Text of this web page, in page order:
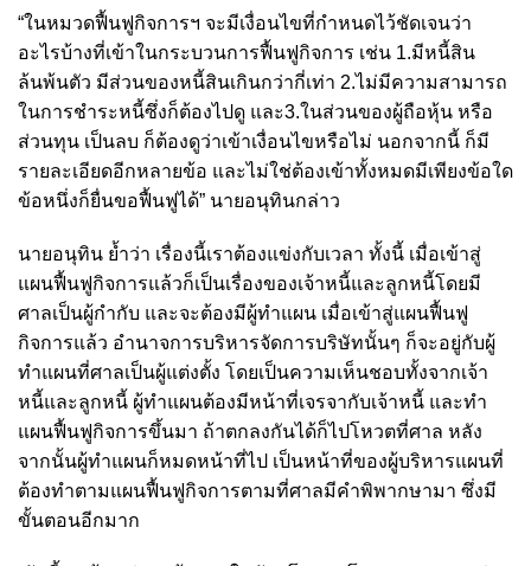
“ในหมวดฟื้นฟูกิจการฯ จะมีเงื่อนไขที่กำหนดไว้ชัดเจนว่า
อะไรบ้างที่เข้าในกระบวนการฟื้นฟูกิจการ เช่น 1.มีหนี้สิน
ล้นพ้นตัว มีส่วนของหนี้สินเกินกว่ากี่เท่า 2.ไม่มีความสามารถ
ในการชำระหนี้ซึ่งก็ต้องไปดู และ3.ในส่วนของผู้ถือหุ้น หรือ
ส่วนทุน เป็นลบ ก็ต้องดูว่าเข้าเงื่อนไขหรือไม่ นอกจากนี้ ก็มี
รายละเอียดอีกหลายข้อ และไม่ใช่ต้องเข้าทั้งหมดมีเพียงข้อใด
ข้อหนึ่งก็ยื่นขอฟื้นฟูได้” นายอนุทินกล่าว
นายอนุทิน ย้ำว่า เรื่องนี้เราต้องแข่งกับเวลา ทั้งนี้ เมื่อเข้าสู่
แผนฟื้นฟูกิจการแล้วก็เป็นเรื่องของเจ้าหนี้และลูกหนี้โดยมี
ศาลเป็นผู้กำกับ และจะต้องมีผู้ทำแผน เมื่อเข้าสู่แผนฟื้นฟู
กิจการแล้ว อำนาจการบริหารจัดการบริษัทนั้นๆ ก็จะอยู่กับผู้
ทำแผนที่ศาลเป็นผู้แต่งตั้ง โดยเป็นความเห็นชอบทั้งจากเจ้า
หนี้และลูกหนี้ ผู้ทำแผนต้องมีหน้าที่เจรจากับเจ้าหนี้ และทำ
แผนฟื้นฟูกิจการขึ้นมา ถ้าตกลงกันได้ก็ไปโหวตที่ศาล หลัง
จากนั้นผู้ทำแผนก็หมดหน้าที่ไป เป็นหน้าที่ของผู้บริหารแผนที่
ต้องทำตามแผนฟื้นฟูกิจการตามที่ศาลมีคำพิพากษามา ซึ่งมี
ขั้นตอนอีกมาก